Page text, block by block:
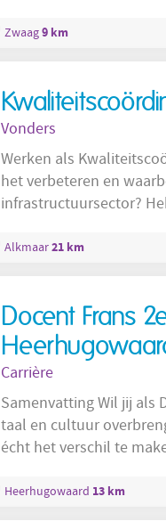
heldere oplossingen en
Zwaag9 km
Vonders
Werken als Kwaliteitscoördinator Alkmaar | 32-40 uur | tot €
het verbeteren en
infrastructuursector?
Kwaliteitscoördinator bij onze
Alkmaar21 km
Docent Frans
Carrière
Samenvatting Wil jij als
taal en cultuur
écht het verschil te
werk! Over de functie Als Docent Frans 2e graads geef je les aan de onderbouwklassen (1
Heerhugowaard 13 km